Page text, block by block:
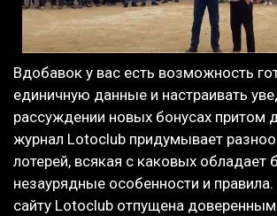
Вдобавок у вас есть возможность
единичную данные и настраивать
рассуждении новых бонусах притом
журнал Lotoclub придумывает
лотерей, всякая с каковых обладает
незаурядные особенности и
сайту Lotoclub отпущена